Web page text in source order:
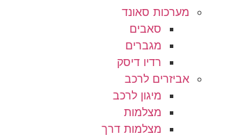
מערכות סאונד
סאבים
מגברים
רדיו דיסק
אביזרים לרכב
מיגון לרכב
מצלמות
מצלמות דרך